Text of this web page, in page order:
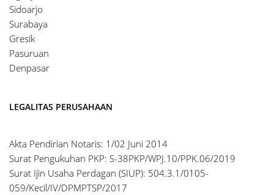
Sidoarjo
Surabaya
Gresik
Pasuruan
Denpasar
LEGALITAS PERUSAHAAN
Akta Pendirian Notaris: 1/02 Juni 2014
Surat Pengukuhan PKP: S-38PKP/WPJ.10/PPK.06/2019
Surat Ijin Usaha Perdagan (SIUP): 504.3.1/0105-
059/Kecil/IV/DPMPTSP/2017